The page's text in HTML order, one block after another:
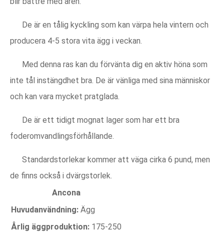
De är en tålig kyckling som kan värpa hela vintern och
producera 4-5 stora vita ägg i veckan.
Med denna ras kan du förvänta dig en aktiv höna som
inte tål instängdhet bra. De är vänliga med sina människor
och kan vara mycket pratglada.
De är ett tidigt mognat lager som har ett bra
foderomvandlingsförhållande.
Standardstorlekar kommer att väga cirka 6 pund, men
de finns också i dvärgstorlek.
Ancona
Huvudanvändning: Ägg
Årlig äggproduktion: 175-250